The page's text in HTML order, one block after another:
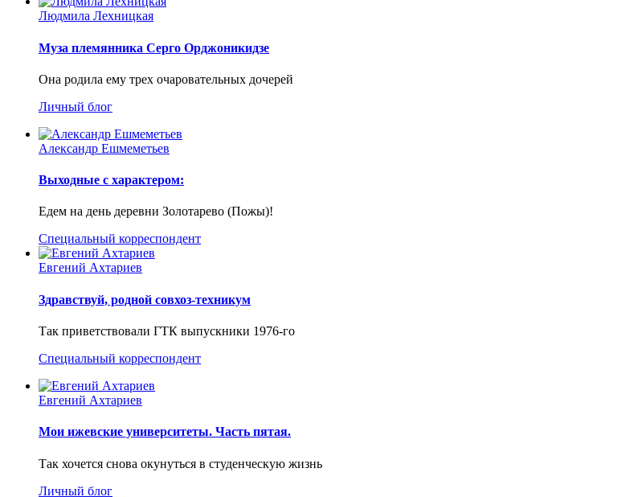
Людмила Лехницкая
Муза племянника Серго Орджоникидзе
Она родила ему трех очаровательных дочерей
Личный блог
Александр Ешмеметьев
Выходные с характером:
Едем на день деревни Золотарево (Пожы)!
Специальный корреспондент
Евгений Ахтариев
Здравствуй, родной совхоз-техникум
Так приветствовали ГТК выпускники 1976-го
Специальный корреспондент
Евгений Ахтариев
Мои ижевские университеты. Часть пятая.
Так хочется снова окунуться в студенческую жизнь
Личный блог